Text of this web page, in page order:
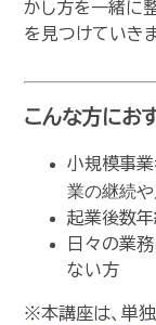
かし方を一緒に
を見つけていきま
こんな方にお
小規模事業
業の継続
起業後数
日々の業
ない方
※本講座は、単独